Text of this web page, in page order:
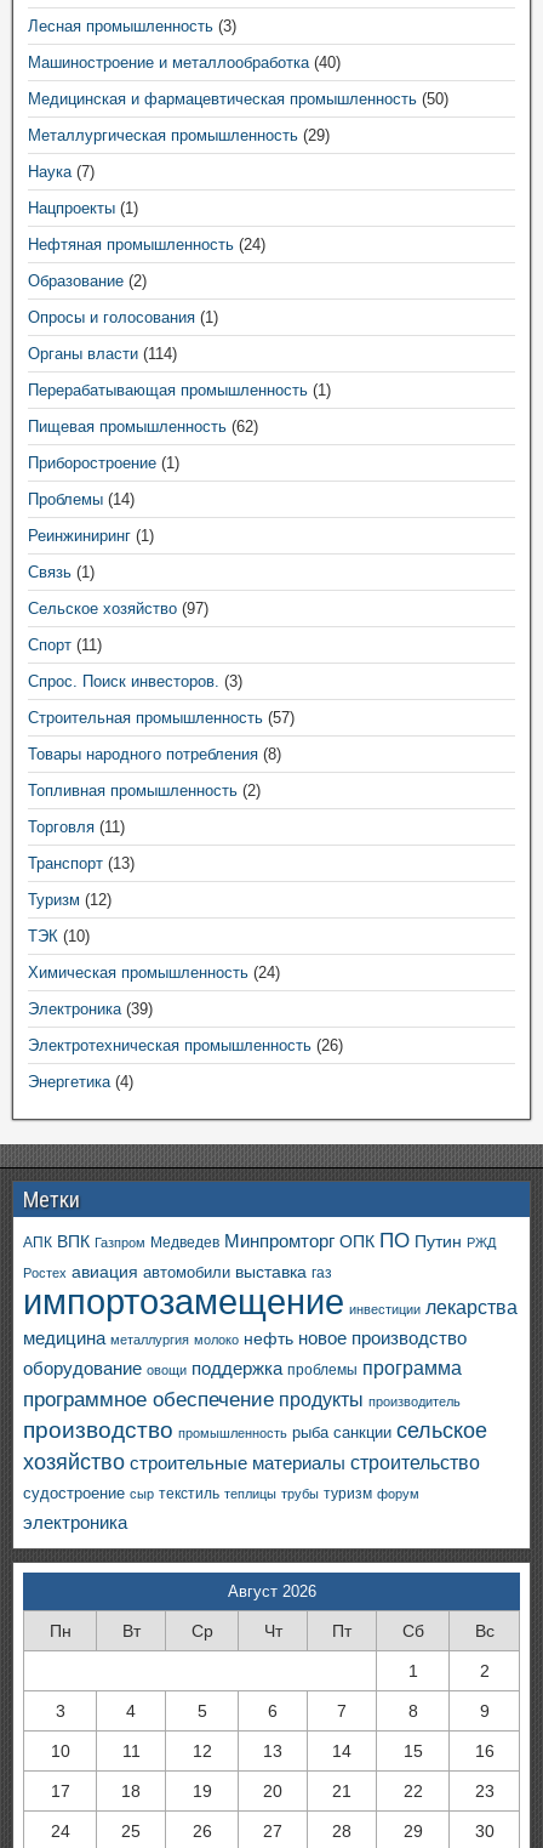
Лесная промышленность (3)
Машиностроение и металлообработка(40)
Медицинская и фармацевтическая промышленность (50)
Металлургическая промышленность (29)
Наука(7)
Нацпроекты (1)
Нефтяная промышленность (24)
Образование (2)
Опросы и голосования (1)
Органы власти (114)
Перерабатывающая промышленность (1)
Пищевая промышленность (62)
Приборостроение (1)
Проблемы (14)
Реинжиниринг (1)
Связь (1)
Сельское хозяйство (97)
Спорт (11)
Спрос. Поиск инвесторов. (3)
Строительная промышленность (57)
Товары народного потребления (8)
Топливная промышленность (2)
Торговля (11)
Транспорт (13)
Туризм (12)
ТЭК (10)
Химическая промышленность (24)
Электроника(39)
Электротехническая промышленность (26)
Энергетика(4)
Метки
АПК ВПК Газпром Медведев Минпромторг ОПК ПО Путин РЖД
Ростех авиация автомобили выставка газ
импортозамещение инвестиции лекарства
медицина металлургия молоко нефть новое производство
оборудование овощи поддержка проблемы программа
программное обеспечение продукты производитель
производство промышленность рыба санкции сельское
хозяйство строительные материалы строительство
судостроение сыр текстиль теплицы трубы туризм форум
электроника
Август 2026
Пн Вт Ср Чт Пт Сб Вс
1 2
3 4 5 6 7 8 9
10 11 12 13 14 15 16
17 18 19 20 21 22 23
24 25 26 27 28 29 30